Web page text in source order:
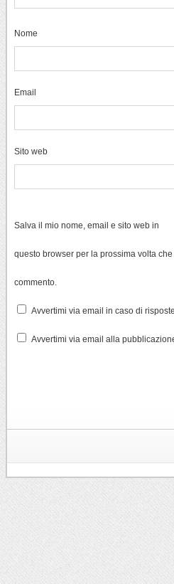
Nome
Email
Sito web
Salva il mio nome, email e sito web in
questo browser per la prossima volta che
commento.
Avvertimi via email in caso di
Avvertimi via email alla